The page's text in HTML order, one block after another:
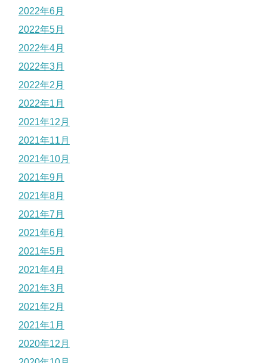
2022年6月
2022年5月
2022年4月
2022年3月
2022年2月
2022年1月
2021年12月
2021年11月
2021年10月
2021年9月
2021年8月
2021年7月
2021年6月
2021年5月
2021年4月
2021年3月
2021年2月
2021年1月
2020年12月